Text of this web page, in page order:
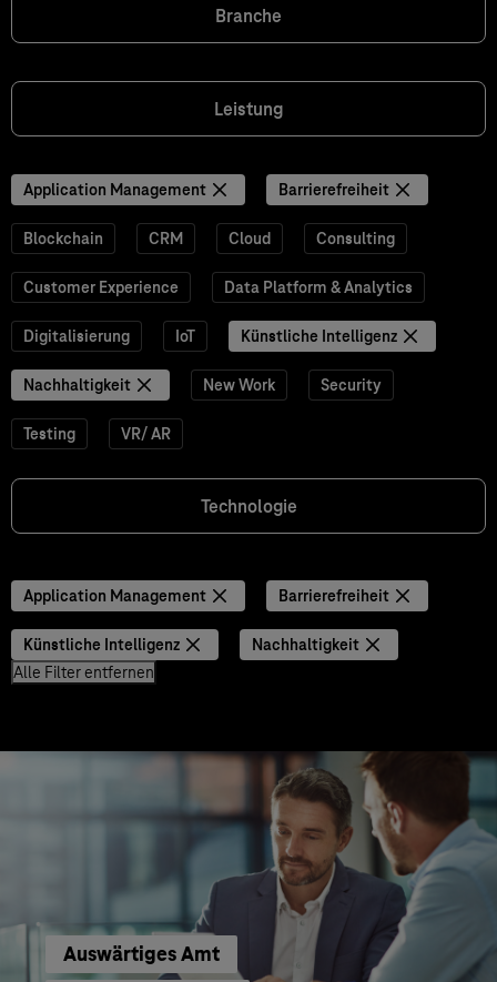
Branche
Leistung
Application Management Barrierefreiheit
Blockchain CRM Cloud Consulting
Customer Experience Data Platform & Analytics
Digitalisierung IoT Künstliche Intelligenz
Nachhaltigkeit New Work Security
Testing VR/ AR
Technologie
Application Management Barrierefreiheit
Künstliche Intelligenz
Nachhaltigkeit
Alle Filter entfernen
Auswärtiges Amt